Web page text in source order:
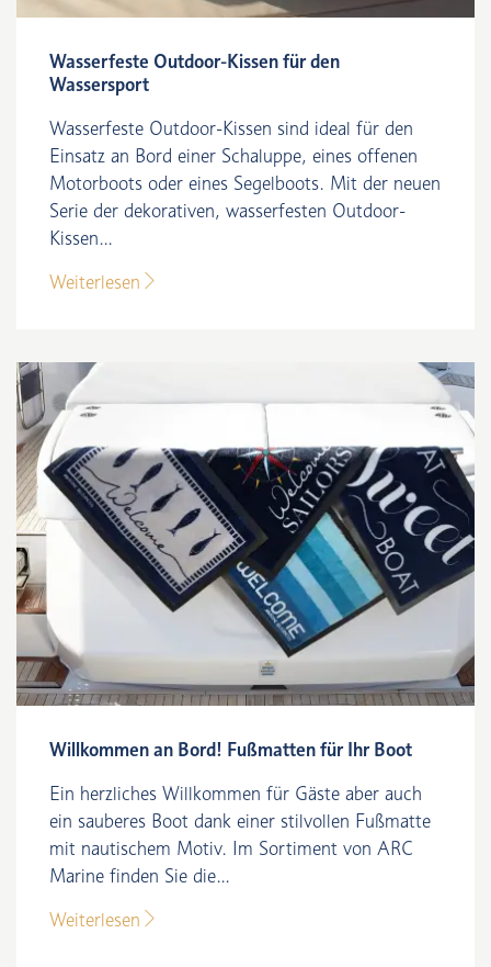
Wasserfeste Outdoor-Kissen für den
Wassersport
Wasserfeste Outdoor-Kissen sind ideal für den
Einsatz an Bord einer Schaluppe, eines offenen
Motorboots oder eines Segelboots. Mit der neuen
Serie der dekorativen, wasserfesten Outdoor-
Kissen...
Weiterlesen
Willkommen an Bord! Fußmatten für Ihr Boot
Ein herzliches Willkommen für Gäste aber auch
ein sauberes Boot dank einer stilvollen Fußmatte
mit nautischem Motiv. Im Sortiment von ARC
Marine finden Sie die...
Weiterlesen